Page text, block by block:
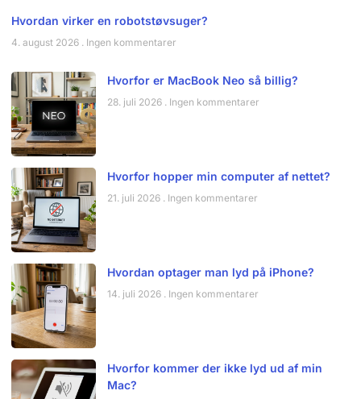
Hvordan virker en robotstøvsuger?
4. august 2026 Ingen kommentarer
Hvorfor er MacBook Neo så billig?
28. juli 2026 Ingen kommentarer
Hvorfor hopper min computer af nettet?
21. juli 2026 Ingen kommentarer
Hvordan optager man lyd på iPhone?
14. juli 2026 Ingen kommentarer
Hvorfor kommer der ikke lyd ud af min
Mac?